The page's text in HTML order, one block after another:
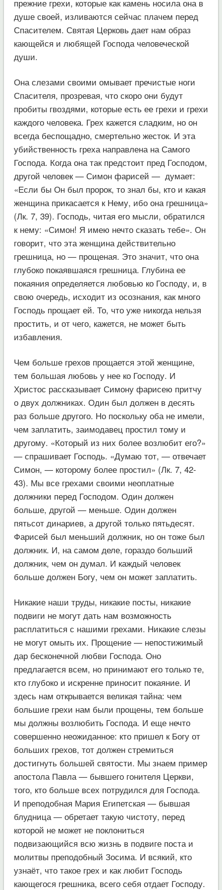
прежние грехи, которые как камень носила она в
душе своей, изливаются сейчас плачем перед
Спасителем. Святая Церковь дает нам образ
кающейся и любящей Господа человеческой
души.
Она слезами своими омывает пречистые ноги
Спасителя, прозревая, что скоро они будут
пробиты гвоздями, которые есть ее грехи и грехи
каждого человека. Грех кажется сладким, но он
всегда беспощадно, смертельно жесток. И эта
убийственность греха направлена на Самого
Господа. Когда она так предстоит пред Господом,
другой человек — Симон фарисей — думает:
«Если бы Он был пророк, то знал бы, кто и какая
женщина прикасается к Нему, ибо она грешница»
(Лк. 7, 39). Господь, читая его мысли, обратился
к нему: «Симон! Я имею нечто сказать тебе». Он
говорит, что эта женщина действительно
грешница, но — прощеная. Это значит, что она
глубоко покаявшаяся грешница. Глубина ее
покаяния определяется любовью ко Господу, и, в
свою очередь, исходит из осознания, как много
Господь прощает ей. То, что уже никогда нельзя
простить, и от чего, кажется, не может быть
избавления.
Чем больше грехов прощается этой женщине,
тем большая любовь у нее ко Господу. И
Христос рассказывает Симону фарисею притчу
о двух должниках. Один был должен в десять
раз больше другого. Но поскольку оба не имели,
чем заплатить, заимодавец простил тому и
другому. «Который из них более возлюбит его?»
— спрашивает Господь. «Думаю тот, — отвечает
Симон, — которому более простил» (Лк. 7, 42-
43). Мы все грехами своими неоплатные
должники перед Господом. Один должен
больше, другой — меньше. Один должен
пятьсот динариев, а другой только пятьдесят.
Фарисей был меньший должник, но он тоже был
должник. И, на самом деле, гораздо больший
должник, чем он думал. И каждый человек
больше должен Богу, чем он может заплатить.
Никакие наши труды, никакие посты, никакие
подвиги не могут дать нам возможность
расплатиться с нашими грехами. Никакие слезы
не могут омыть их. Прощение — непостижимый
дар бесконечной любви Господа. Оно
предлагается всем, но принимают его только те,
кто глубоко и искренне приносит покаяние. И
здесь нам открывается великая тайна: чем
большие грехи нам были прощены, тем больше
мы должны возлюбить Господа. И еще нечто
совершенно неожиданное: кто пришел к Богу от
больших грехов, тот должен стремиться
достигнуть большей святости. Мы знаем пример
апостола Павла — бывшего гонителя Церкви,
того, кто больше всех потрудился для Господа.
И преподобная Мария Египетская — бывшая
блудница — обретает такую чистоту, перед
которой не может не поклониться
подвизающийся всю жизнь в подвиге поста и
молитвы преподобный Зосима. И всякий, кто
узнаёт, что такое грех и как любит Господь
кающегося грешника, всего себя отдает Господу.